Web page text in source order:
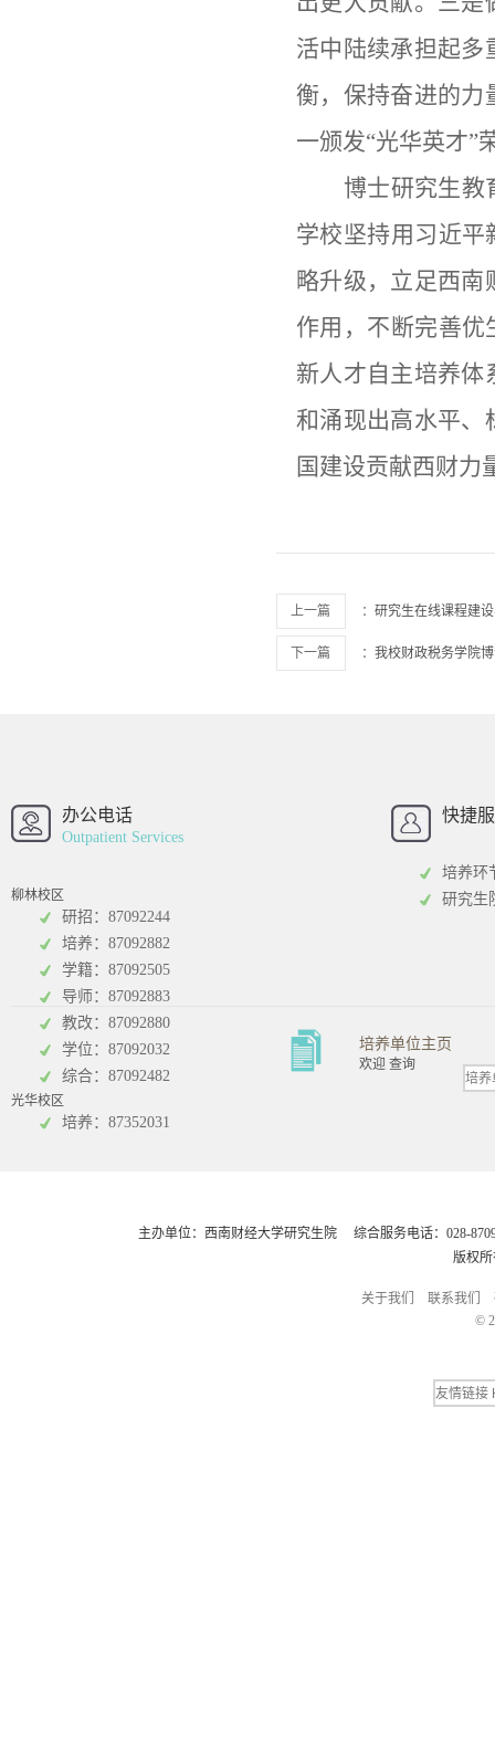
活中陆续承担起多
衡，保持奋进的力
一颁发“光华英才”
博士研究生教
学校坚持用习近
略升级，立足西
作用，不断完善优
新人才自主培养体
和涌现出高水平、
国建设贡献西财力
上一篇 ： 研究生在线课程建
下一篇 ： 我校财政税务学院
招办
工商管理学院
办公电话
Outpatient Services
柳林校区
研招：87092244
培养：87092882
学籍：87092505
导师：87092883
教改：87092880
学位：87092032
综合：87092482
光华校区
培养：87352031
快捷
培养环
研究生
培养单位主页
欢迎 查询
主办单位：西南财经大学研究生院 综合服务电话：028-
版权
关于我们 联系我们
©